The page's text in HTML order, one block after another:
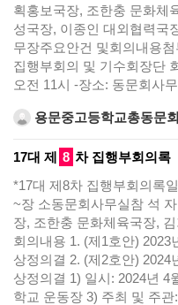
획홍보국장, 조한충 문화체
성국장, 이종인 대외협력국
무장주요안건 및회의내용
집행부회의 및 기수회장단
오전 11시 -장소: 동문회사
용문중고등학교총동문회
17대 제 8 차 집행부회의록
*17대 제8차 집행부회의록
~장 소동문회사무실참 석
장, 조한충 문화체육국장,
회의내용 1. (제1호안) 2023
상정의결 2. (제2호안) 2024
상정의결 1) 일시: 2024년 4
학교 운동장 3) 주최 및 주